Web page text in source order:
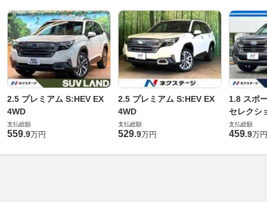
2.5 プレミアム S:HEV EX
4WD
支払総額
559.9万円
2.5 プレミアム S:HEV EX
4WD
支払総額
529.9万円
1.8 スポ
セレクシ
支払総額
459.9万円